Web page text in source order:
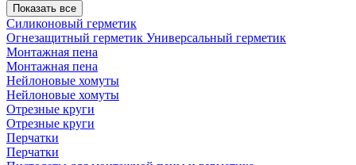
Показать все
Силиконовый герметик
Огнезащитный герметик Универсальный герметик
Монтажная пена
Монтажная пена
Нейлоновые хомуты
Нейлоновые хомуты
Отрезные круги
Отрезные круги
Перчатки
Перчатки